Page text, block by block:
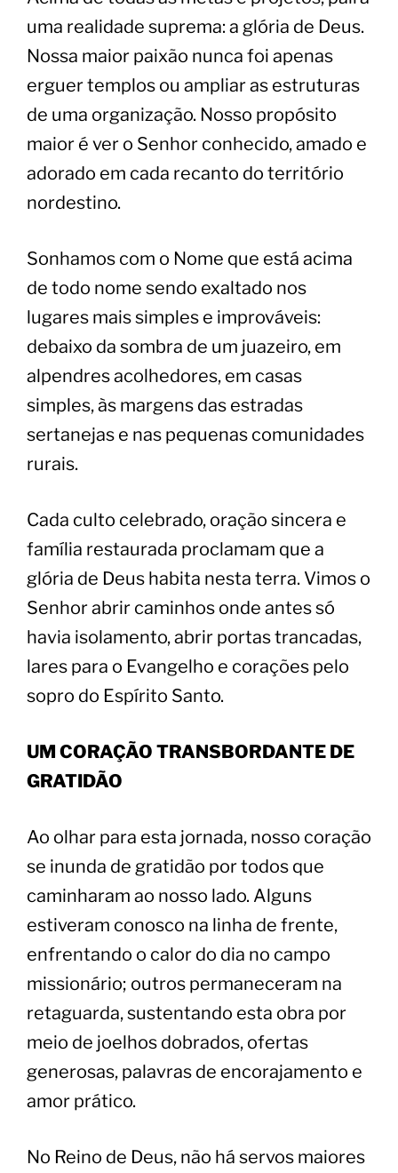
uma realidade suprema: a glória de Deus.
Nossa maior paixão nunca foi apenas
erguer templos ou ampliar as estruturas
de uma organização. Nosso propósito
maior é ver o Senhor conhecido, amado e
adorado em cada recanto do território
nordestino.
​Sonhamos com o Nome que está acima
de todo nome sendo exaltado nos
lugares mais simples e improváveis:
debaixo da sombra de um juazeiro, em
alpendres acolhedores, em casas
simples, às margens das estradas
sertanejas e nas pequenas comunidades
rurais.
​Cada culto celebrado, oração sincera e
família restaurada proclamam que a
glória de Deus habita nesta terra. Vimos o
Senhor abrir caminhos onde antes só
havia isolamento, abrir portas trancadas,
lares para o Evangelho e corações pelo
sopro do Espírito Santo.
​UM CORAÇÃO TRANSBORDANTE DE
GRATIDÃO
​Ao olhar para esta jornada, nosso coração
se inunda de gratidão por todos que
caminharam ao nosso lado. Alguns
estiveram conosco na linha de frente,
enfrentando o calor do dia no campo
missionário; outros permaneceram na
retaguarda, sustentando esta obra por
meio de joelhos dobrados, ofertas
generosas, palavras de encorajamento e
amor prático.
​No Reino de Deus, não há servos maiores